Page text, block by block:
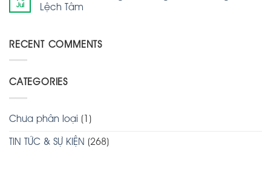
Jul
Lệch Tâm
RECENT COMMENTS
CATEGORIES
Chưa phân loại (1)
TIN TỨC & SỰ KIỆN (268)